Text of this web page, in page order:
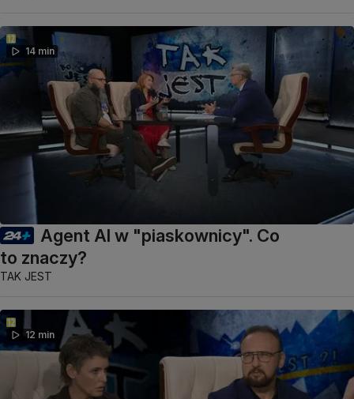
14 min
Agent AI w "piaskownicy". Co
to znaczy?
TAK JEST
12 min